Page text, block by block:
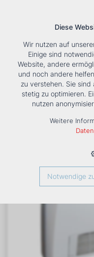
Tools
HOME › PRODUKTE ›
TRUHENGERÄT
Diese
Wir nutzen auf
Einige sind
Website, andere
und noch andere
zu verstehen. Sie sind
stetig zu optimieren.
nutzen
Weitere
Notwendige